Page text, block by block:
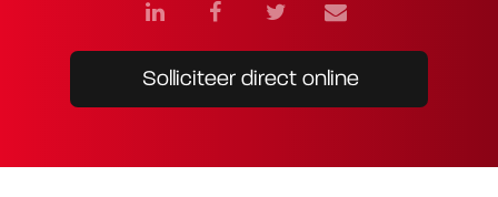
Solliciteer direct online